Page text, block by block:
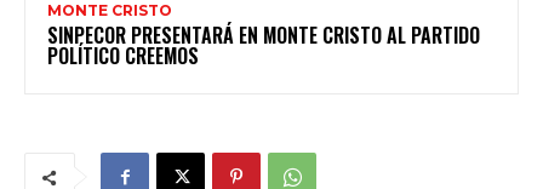
MONTE CRISTO
SINPECOR PRESENTARÁ EN MONTE CRISTO AL PARTIDO
POLÍTICO CREEMOS